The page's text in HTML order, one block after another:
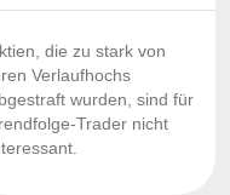
die zu stark von
Verlaufhochs
wurden, sind für
Trader nicht